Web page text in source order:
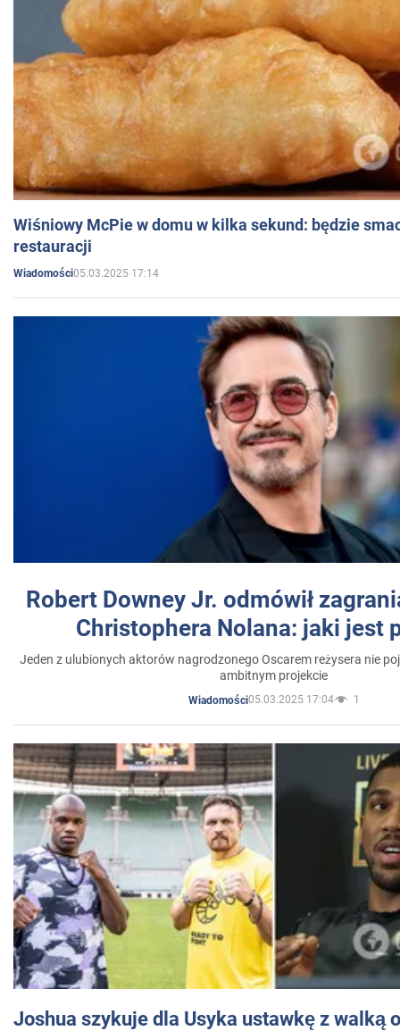
Wiśniowy McPie w domu w kilka sekund: będzie
restauracji
Wiadomości05.03.2025 17:14
Robert Downey Jr. odmówił
Christophera Nolana: jaki jest
Jeden z ulubionych aktorów nagrodzonego Oscarem reżysera nie
ambitnym projekcie
Wiadomości05.03.2025 17:04 1
Joshua szykuje dla Usyka ustawkę z walką